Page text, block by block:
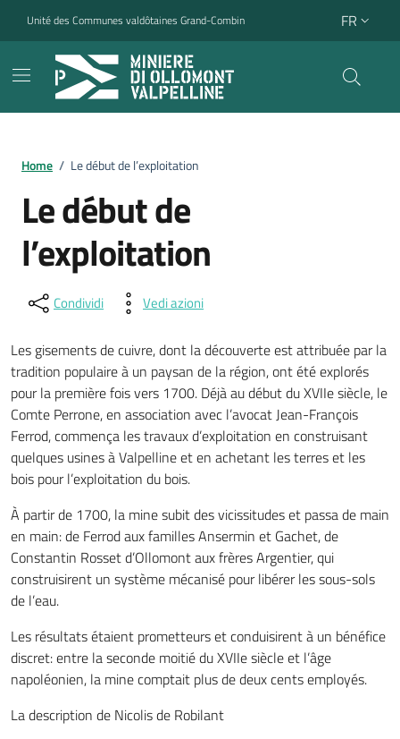
Unité des Communes valdôtaines Grand-Combin FR
Home / Le début de l’exploitation
Le début de
l’exploitation
Condividi Vedi azioni
Les gisements de cuivre, dont la découverte est attribuée par la
tradition populaire à un paysan de la région, ont été explorés
pour la première fois vers 1700. Déjà au début du XVIIe siècle, le
Comte Perrone, en association avec l’avocat Jean-François
Ferrod, commença les travaux d’exploitation en construisant
quelques usines à Valpelline et en achetant les terres et les
bois pour l’exploitation du bois.
À partir de 1700, la mine subit des vicissitudes et passa de main
en main: de Ferrod aux familles Ansermin et Gachet, de
Constantin Rosset d’Ollomont aux frères Argentier, qui
construisirent un système mécanisé pour libérer les sous-sols
de l’eau.
Les résultats étaient prometteurs et conduisirent à un bénéfice
discret: entre la seconde moitié du XVIIe siècle et l’âge
napoléonien, la mine comptait plus de deux cents employés.
La description de Nicolis de Robilant